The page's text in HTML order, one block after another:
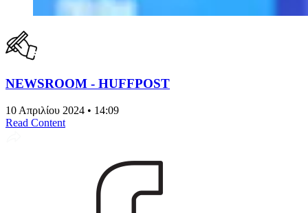
NEWSROOM - HUFFPOST
10 Απριλίου 2024 • 14:09
Read Content